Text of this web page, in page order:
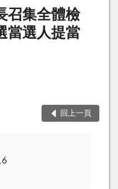
召集全體檢
當選人提當
回上一頁